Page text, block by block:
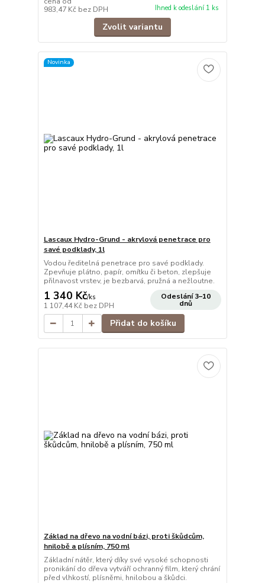
983,47 Kč bez DPH Ihned k odeslání 1 ks
Zvolit variantu
Novinka
Lascaux Hydro-Grund - akrylová penetrace pro
savé podklady, 1l
Vodou ředitelná penetrace pro savé podklady.
Zpevňuje plátno, papír, omítku či beton, zlepšuje
přilnavost vrstev, je bezbarvá, pružná a nežloutne.
1 340 Kč/ks
1 107,44 Kč bez DPH
Odeslání 3–10
dnů
Přidat do košíku
Základ na dřevo na vodní bázi, proti škůdcům,
hnilobě a plísním, 750 ml
Základní nátěr, který díky své vysoké schopnosti
pronikání do dřeva vytváří ochranný film, který chrání
před vlhkostí, plísněmi, hnilobou a škůdci.